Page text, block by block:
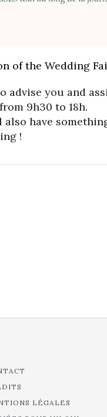
of the Wedding
advise you and
9h30 to 18h.
have
!
LÉGALES